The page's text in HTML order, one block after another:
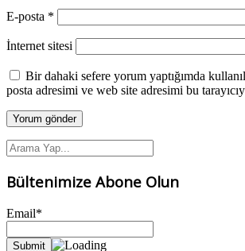
E-posta *
İnternet sitesi
Bir dahaki sefere yorum yaptığımda
posta adresimi ve web site adresimi bu
Bültenimize Abone Olun
Email*